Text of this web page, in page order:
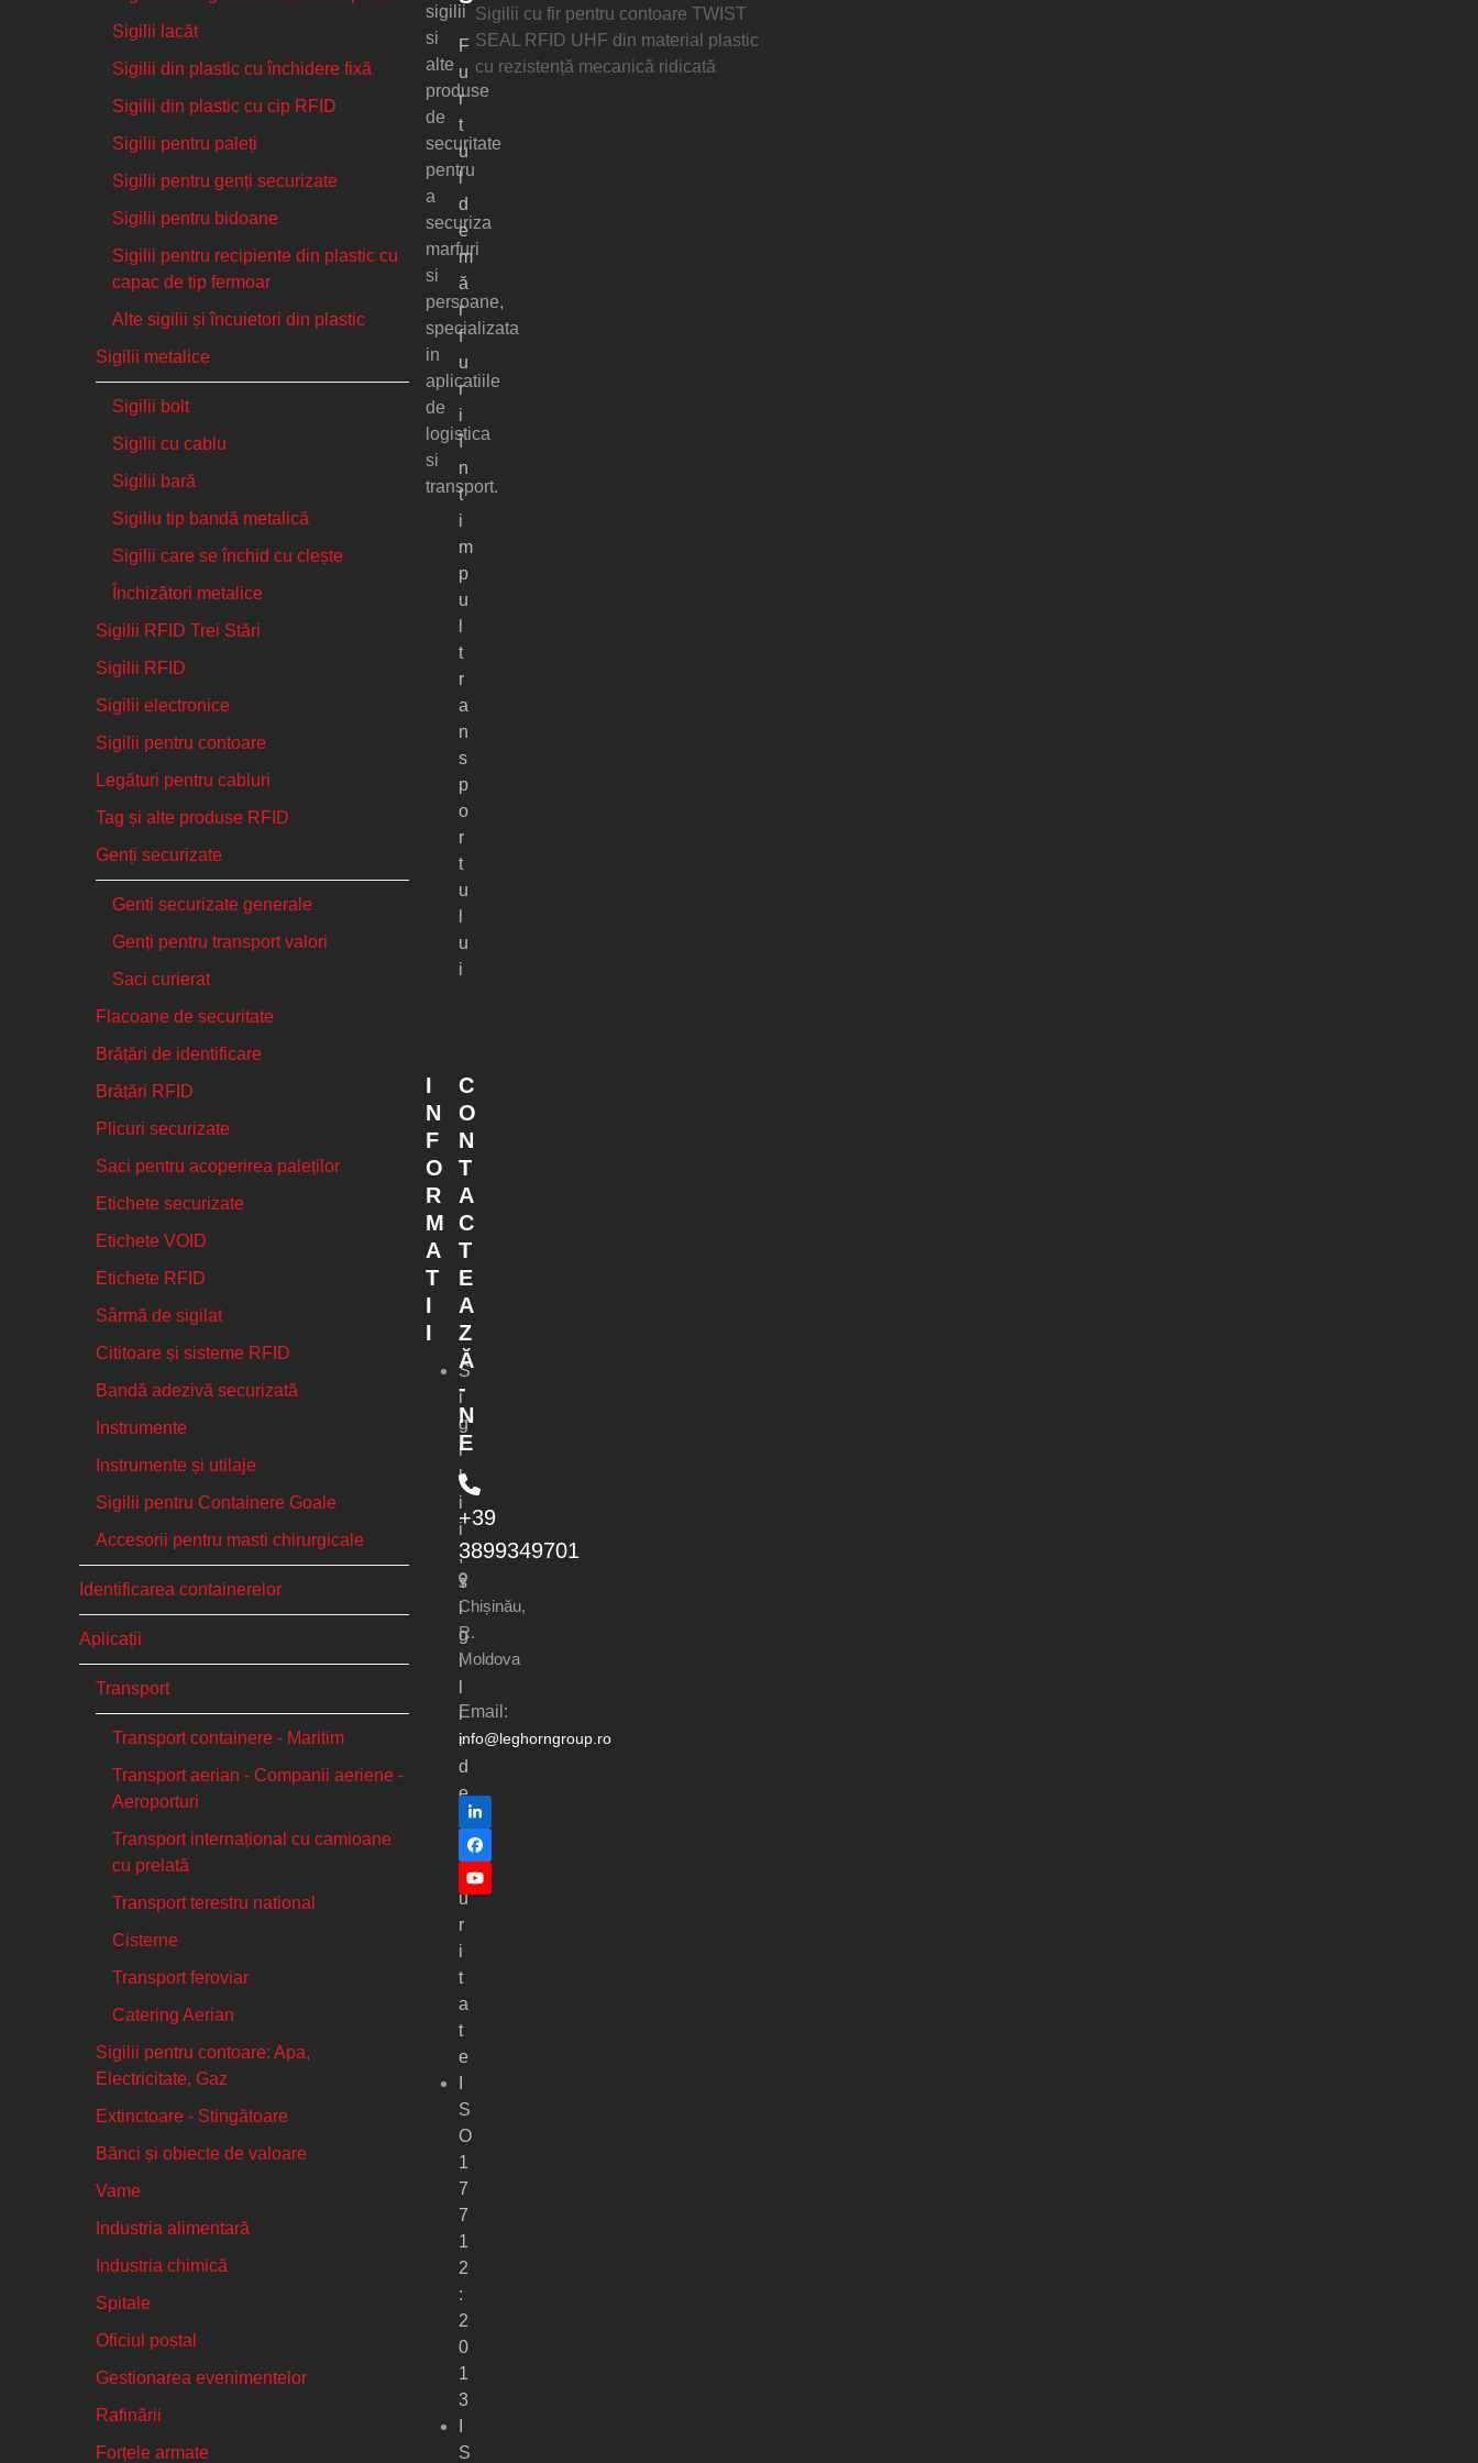
Sigilii cu fir pentru contoare TWIST
SEAL RFID UHF din material plastic
cu rezistență mecanică ridicată
Sigilii lacăt
Sigilii din plastic cu închidere fixă
Sigilii din plastic cu cip RFID
Sigilii pentru paleți
Sigilii pentru genți securizate
Sigilii pentru bidoane
Sigilii pentru recipiente din plastic cu
capac de tip fermoar
Alte sigilii și încuietori din plastic
Sigilii metalice
Sigilii bolt
Sigilii cu cablu
Sigilii bară
Sigiliu tip bandă metalică
Sigilii care se închid cu clește
Închizători metalice
Sigilii RFID Trei Stări
Sigilii RFID
Sigilii electronice
Sigilii pentru contoare
Legături pentru cabluri
Tag și alte produse RFID
Genți securizate
Genti securizate generale
Genți pentru transport valori
Saci curierat
Flacoane de securitate
Brățări de identificare
Brățări RFID
Plicuri securizate
Saci pentru acoperirea paleților
Etichete securizate
Etichete VOID
Etichete RFID
Sârmă de sigilat
Cititoare și sisteme RFID
Bandă adezivă securizată
Instrumente
Instrumente și utilaje
Sigilii pentru Containere Goale
Accesorii pentru masti chirurgicale
Identificarea containerelor
Aplicații
Transport
Transport containere - Maritim
Transport aerian - Companii aeriene -
Aeroporturi
Transport internațional cu camioane
cu prelată
Transport terestru national
Cisterne
Transport feroviar
Catering Aerian
Sigilii pentru contoare: Apa,
Electricitate, Gaz
Extinctoare - Stingătoare
Bănci și obiecte de valoare
Vame
Industria alimentară
Industria chimică
Spitale
Oficiul poștal
Gestionarea evenimentelor
Rafinării
Forțele armate
sigilii
si
alte
produse
de
securitate
pentru
a
securiza
marfuri
si
persoane,
specializata
in
aplicatiile
de
logistica
si
transport.
F
u
r
t
u
l
d
e
m
ă
r
f
u
r
i
î
n
t
i
m
p
u
t
r
a
n
s
p
o
r
t
u
u
i
I
N
F
O
R
M
A
T
I
I
S
i
g
i
l
i
i
,
s
i
g
i
i
i
d
e
e
c
u
r
i
t
a
t
e
S
O
1
7
7
1
2
:
2
0
1
3
S
C
O
N
T
A
C
T
E
A
Z
Ă
-
N
E
+39
3899349701
Chișinău,
R.
Moldova
Email:
info@leghorngroup.ro
LinkedIn
Facebook
YouTube